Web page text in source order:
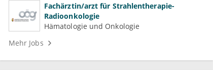
Fachärztin/arzt für Strahlentherapie-
Radioonkologie
Hämatologie und Onkologie
Mehr Jobs